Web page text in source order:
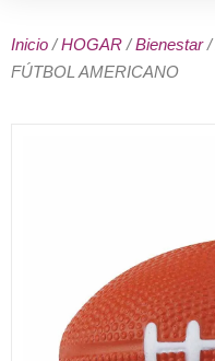
Inicio /HOGAR /Bienestar/
FÚTBOL AMERICANO